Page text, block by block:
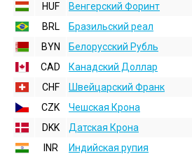
HUF
Венгерский Форинт
BRL
Бразильский реал
BYN
Белорусский Рубль
CAD
Канадский Доллар
CHF
Швейцарский Франк
CZK
Чешская Крона
DKK
Датская Крона
INR
Индийская pупия